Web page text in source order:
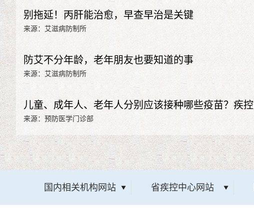
别拖延！丙肝能治愈，早查早治是关键
来源：艾滋病防制所
防艾不分年龄，老年朋友也要知道的事
来源：艾滋病防制所
儿童、成年人、老年人分别应该接种哪些疫苗？疾
来源：预防医学门诊部
国内相关机构网站 省疾控中心网站